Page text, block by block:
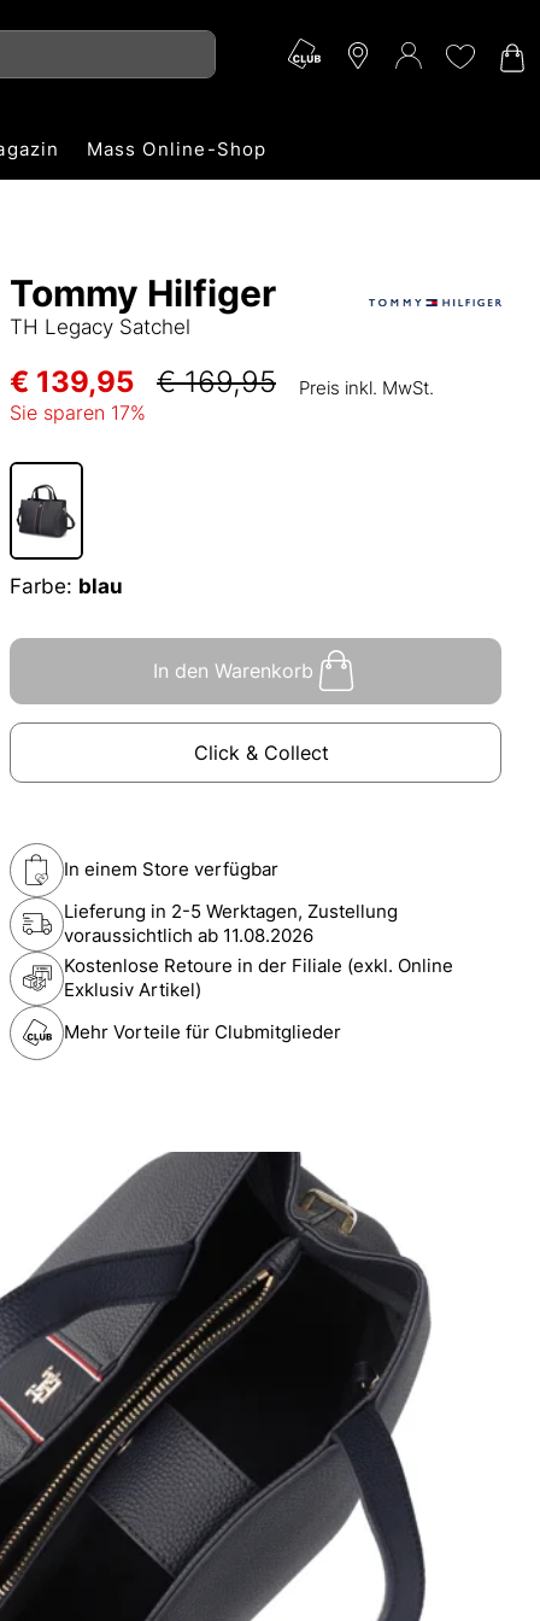
Mass Online-Shop
Tommy Hilfiger
TH Legacy Satchel
€ 139,95 € 169,95 Preis inkl. MwSt.
Sie sparen 17%
Farbe: blau
In den Warenkorb
Click & Collect
In einem Store verfügbar
Lieferung in 2-5 Werktagen, Zustellung
voraussichtlich ab 11.08.2026
Kostenlose Retoure in der Filiale (exkl. Online
Exklusiv Artikel)
Mehr Vorteile für Clubmitglieder